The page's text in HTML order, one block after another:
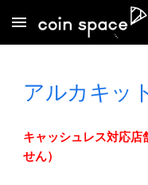
Skip to main content
アルカキッ
キャッシュレス対応店
せん）